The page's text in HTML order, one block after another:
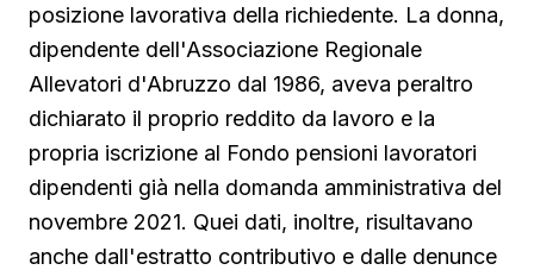
posizione lavorativa della richiedente. La donna,
dipendente dell'Associazione Regionale
Allevatori d'Abruzzo dal 1986, aveva peraltro
dichiarato il proprio reddito da lavoro e la
propria iscrizione al Fondo pensioni lavoratori
dipendenti già nella domanda amministrativa del
novembre 2021. Quei dati, inoltre, risultavano
anche dall'estratto contributivo e dalle denunce